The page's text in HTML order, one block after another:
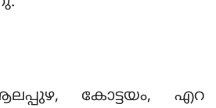
ആലപ്പുഴ, കോട്ടയം, എറ